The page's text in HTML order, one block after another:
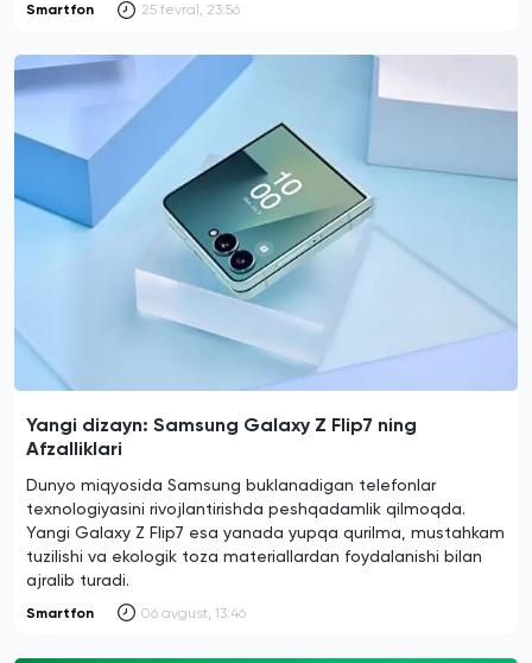
Smartfon 25 fevral, 23:56
Yangi dizayn: Samsung Galaxy Z Flip7 ning
Afzalliklari
Dunyo miqyosida Samsung buklanadigan telefonlar
texnologiyasini rivojlantirishda peshqadamlik qilmoqda.
Yangi Galaxy Z Flip7 esa yanada yupqa qurilma, mustahkam
tuzilishi va ekologik toza materiallardan foydalanishi bilan
ajralib turadi.
Smartfon 06 avgust, 13:46